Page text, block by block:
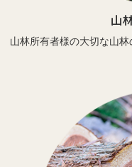
山
山林所有者様の大切な山